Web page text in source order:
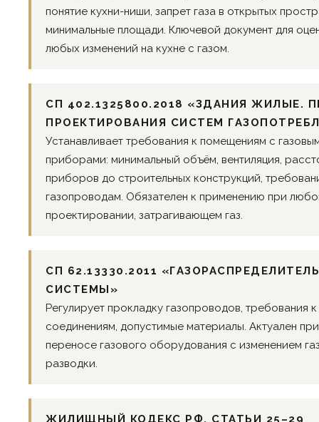
понятие кухни-ниши, запрет газа в открытых
минимальные площади. Ключевой документ для
любых изменений на кухне с газом.
СП 402.1325800.2018 «ЗДАНИЯ ЖИЛЫЕ.
ПРОЕКТИРОВАНИЯ СИСТЕМ
Устанавливает требования к помещениям с
приборами: минимальный объём, вентиляция,
приборов до строительных конструкций,
газопроводам. Обязателен к применению при
проектировании, затрагивающем газ.
СП 62.13330.2011
СИСТЕМЫ»
Регулирует прокладку газопроводов, требования к
соединениям, допустимые материалы. Актуален при
переносе газового оборудования с изменением
разводки.
ЖИЛИЩНЫЙ КОДЕКС РФ, СТАТЬИ 25–29